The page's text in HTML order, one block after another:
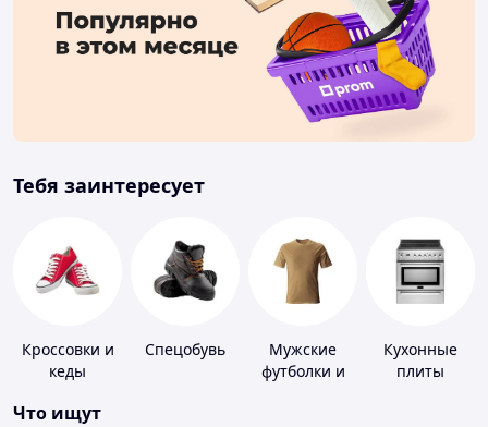
Тебя заинтересует
Кроссовки и
кеды
Спецобувь
Мужские
футболки и
Кухонные
плиты
Что ищут